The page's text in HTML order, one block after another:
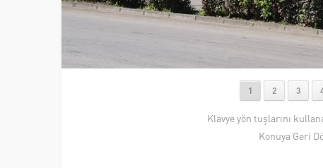
1 2 3
Klavye yön tuşlarını
Konuya Geri